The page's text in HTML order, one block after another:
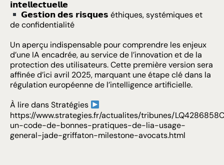
𝗶𝗻𝘁𝗲𝗹𝗹𝗲𝗰𝘁𝘂𝗲𝗹𝗹𝗲
𝗚𝗲𝘀𝘁𝗶𝗼𝗻 𝗱𝗲𝘀 𝗿𝗶𝘀𝗾𝘂𝗲𝘀 éthiques, systémiques et
de confidentialité
Un aperçu indispensable pour comprendre les enjeux
d’une IA encadrée, au service de l’innovation et de la
protection des utilisateurs. Cette première version sera
affinée d’ici avril 2025, marquant une étape clé dans la
régulation européenne de l’intelligence artificielle.
À lire dans Stratégies
https://www.strategies.fr/actualites/tribunes/
un-code-de-bonnes-pratiques-de-lia-usage-
general-jade-griffaton-milestone-avocats.html